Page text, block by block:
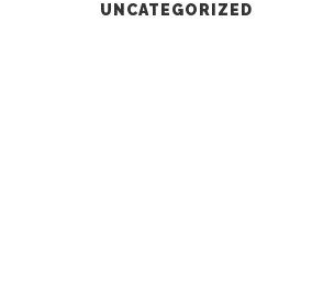
UNCATEGORIZED